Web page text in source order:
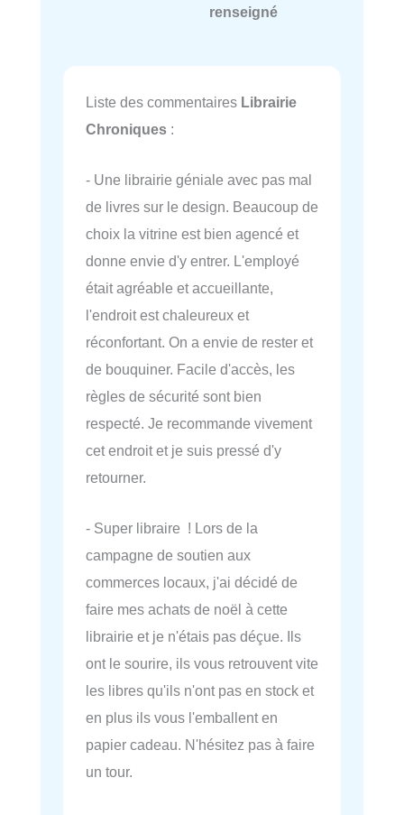
renseigné
Liste des commentaires Librairie
Chroniques :
- Une librairie géniale avec pas mal
de livres sur le design. Beaucoup de
choix la vitrine est bien agencé et
donne envie d'y entrer. L'employé
était agréable et accueillante,
l'endroit est chaleureux et
réconfortant. On a envie de rester et
de bouquiner. Facile d'accès, les
règles de sécurité sont bien
respecté. Je recommande vivement
cet endroit et je suis pressé d'y
retourner.
- Super libraire ! Lors de la
campagne de soutien aux
commerces locaux, j'ai décidé de
faire mes achats de noël à cette
librairie et je n'étais pas déçue. Ils
ont le sourire, ils vous retrouvent vite
les libres qu'ils n'ont pas en stock et
en plus ils vous l'emballent en
papier cadeau. N'hésitez pas à faire
un tour.